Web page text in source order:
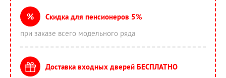
%
Скидка для пенсионеров 5%
при заказе всего модельного ряда
Доставка входных дверей БЕСПЛАТНО